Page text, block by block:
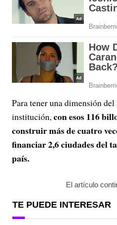
Para tener una dimensión
institución,con esos 116
construir más de cuatro
financiar 2,6 ciudades del
país.
El artículo
TE PUEDE INTERESAR